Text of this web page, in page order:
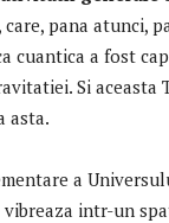
, care, pana atunci,
cuantica a fost
Si aceasta
asta.
a
intr-un